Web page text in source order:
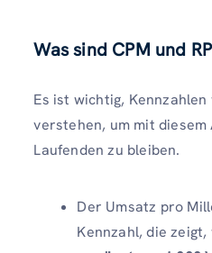
Was sind CPM und
Es ist wichtig, Kennzahlen
verstehen, um mit
Laufenden zu bleiben.
Der Umsatz pro
Kennzahl, die zeigt,